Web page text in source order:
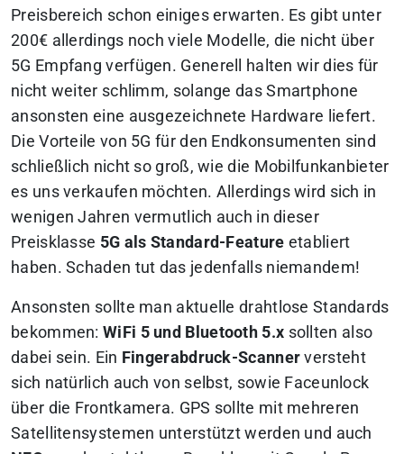
Preisbereich schon einiges erwarten. Es gibt unter
200€ allerdings noch viele Modelle, die nicht über
5G Empfang verfügen. Generell halten wir dies für
nicht weiter schlimm, solange das Smartphone
ansonsten eine ausgezeichnete Hardware liefert.
Die Vorteile von 5G für den Endkonsumenten sind
schließlich nicht so groß, wie die Mobilfunkanbieter
es uns verkaufen möchten. Allerdings wird sich in
wenigen Jahren vermutlich auch in dieser
Preisklasse 5G als Standard-Feature etabliert
haben. Schaden tut das jedenfalls niemandem!
Ansonsten sollte man aktuelle drahtlose Standards
bekommen:WiFi 5 und Bluetooth 5.x sollten also
dabei sein. Ein Fingerabdruck-Scanner versteht
sich natürlich auch von selbst, sowie Faceunlock
über die Frontkamera. GPS sollte mit mehreren
Satellitensystemen unterstützt werden und auch